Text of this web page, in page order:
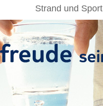
Strand und Sport